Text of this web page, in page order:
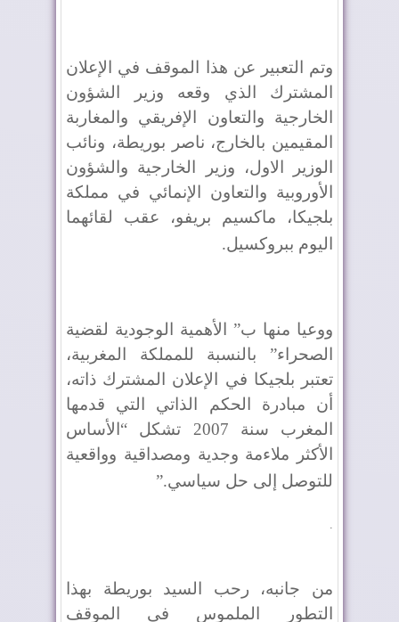
وتم التعبير عن هذا الموقف في الإعلان
المشترك الذي وقعه وزير الشؤون
الخارجية والتعاون الإفريقي والمغاربة
المقيمين بالخارج، ناصر بوريطة، ونائب
الوزير الاول، وزير الخارجية والشؤون
الأوروبية والتعاون الإنمائي في مملكة
بلجيكا، ماكسيم بريفو، عقب لقائهما
اليوم ببروكسيل.
ووعيا منها ب” الأهمية الوجودية لقضية
الصحراء” بالنسبة للمملكة المغربية،
تعتبر بلجيكا في الإعلان المشترك ذاته،
أن مبادرة الحكم الذاتي التي قدمها
المغرب سنة 2007 تشكل “الأساس
الأكثر ملاءمة وجدية ومصداقية وواقعية
للتوصل إلى حل سياسي”.
من جانبه، رحب السيد بوريطة بهذا
التطور الملموس في الموقف